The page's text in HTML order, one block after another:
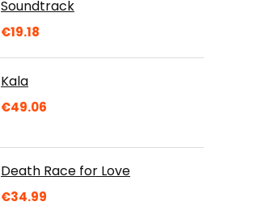
Soundtrack
€19.18
Kala
€49.06
Death Race for Love
€34.99